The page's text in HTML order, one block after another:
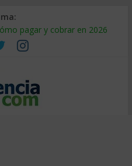
pagar y cobrar en 2026
qué sale tan caro
auditarla a tiempo
suministro: qué hacer
segmentarlo y venderle